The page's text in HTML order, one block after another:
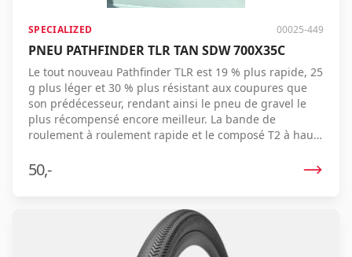
SPECIALIZED 00025-449
PNEU PATHFINDER TLR TAN SDW 700X35C
Le tout nouveau Pathfinder TLR est 19 % plus rapide, 25
g plus léger et 30 % plus résistant aux coupures que
son prédécesseur, rendant ainsi le pneu de gravel le
plus récompensé encore meilleur. La bande de
roulement à roulement rapide et le composé T2 à haute
sur les lignes droites, tandis que le composé T5 plus
adhérent sur les crampons d'épaule améliore
roulement rapide offre une accélération rapide et des
performances optimales en montée, tout en évitant les
crevaisons. Pour une vitesse pure, le Pathfinder est le
50,-